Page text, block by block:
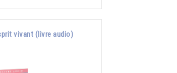
vivant (livre audio)